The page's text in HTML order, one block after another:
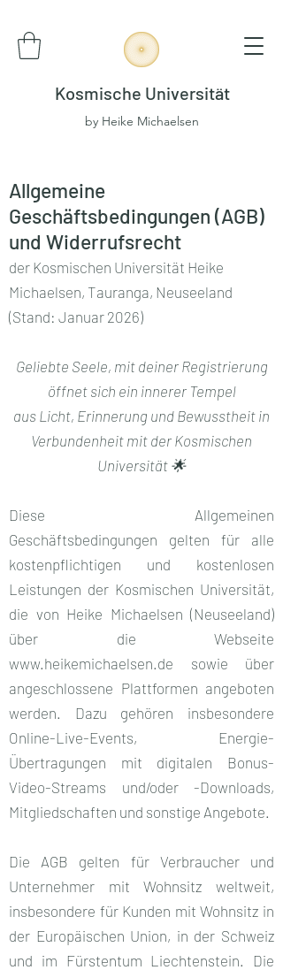
Kosmische Universität
by Heike Michaelsen
Allgemeine
Geschäftsbedingungen (AGB)
und Widerrufsrecht
der Kosmischen Universität Heike
Michaelsen, Tauranga, Neuseeland
(Stand: Januar 2026)
Geliebte Seele, mit deiner Registrierung
öffnet sich ein innerer Tempel
aus Licht, Erinnerung und Bewusstheit in
Verbundenheit mit der Kosmischen
Universität 🌟
Diese Allgemeinen
Geschäftsbedingungen gelten für alle
kostenpflichtigen und kostenlosen
Leistungen der Kosmischen Universität,
die von Heike Michaelsen (Neuseeland)
über die Webseite
www.heikemichaelsen.de sowie über
angeschlossene Plattformen angeboten
werden. Dazu gehören insbesondere
Online-Live-Events, Energie-
Übertragungen mit digitalen Bonus-
Video-Streams und/oder -Downloads,
Mitgliedschaften und sonstige Angebote.
Die AGB gelten für Verbraucher und
Unternehmer mit Wohnsitz weltweit,
insbesondere für Kunden mit Wohnsitz in
der Europäischen Union, in der Schweiz
und im Fürstentum Liechtenstein. Die